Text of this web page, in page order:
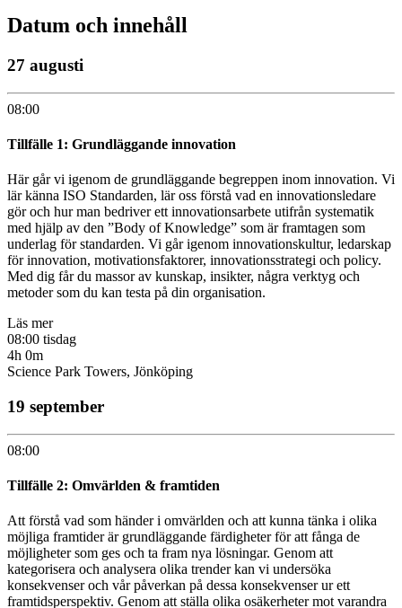
Datum och innehåll
27 augusti
08:00
Tillfälle 1: Grundläggande innovation
Här går vi igenom de grundläggande begreppen inom innovation. Vi
lär känna ISO Standarden, lär oss förstå vad en innovationsledare
gör och hur man bedriver ett innovationsarbete utifrån systematik
med hjälp av den ”Body of Knowledge” som är framtagen som
underlag för standarden. Vi går igenom innovationskultur, ledarskap
för innovation, motivationsfaktorer, innovationsstrategi och policy.
Med dig får du massor av kunskap, insikter, några verktyg och
metoder som du kan testa på din organisation.
Läs mer
08:00 tisdag
4h 0m
Science Park Towers, Jönköping
19 september
08:00
Tillfälle 2: Omvärlden & framtiden
Att förstå vad som händer i omvärlden och att kunna tänka i olika
möjliga framtider är grundläggande färdigheter för att fånga de
möjligheter som ges och ta fram nya lösningar. Genom att
kategorisera och analysera olika trender kan vi undersöka
konsekvenser och vår påverkan på dessa konsekvenser ur ett
framtidsperspektiv. Genom att ställa olika osäkerheter mot varandra